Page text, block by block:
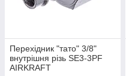
Перехідник "тато" 3/8"
внутрішня різь SE3-3PF
AIRKRAFT